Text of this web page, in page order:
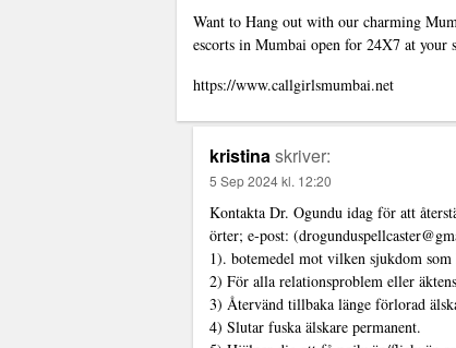
Want to Hang out with our charming
escorts in Mumbai open for 24X7 at your
https://www.callgirlsmumbai.net
kristinaskriver:
5 Sep 2024 kl. 12:20
Kontakta Dr. Ogundu idag för att
örter; e-post:
1). botemedel mot vilken sjukdom som
2) För alla relationsproblem eller
3) Återvänd tillbaka länge förlorad
4) Slutar fuska älskare permanent.